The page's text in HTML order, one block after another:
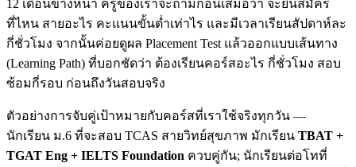
12 เดือนข้างหน้า ครูของเราจะถามก่อนเสมอว่า จะยื่นสมัคร
ที่ไหน สายอะไร คะแนนขั้นต่ำเท่าไร และมีเวลาเรียนสัปดาห์ละ
กี่ชั่วโมง จากนั้นค่อยดูผล Placement Test แล้วออกแบบเส้นทาง
(Learning Path) ที่บอกชัดว่า ต้องเรียนคอร์สอะไร กี่ชั่วโมง สอบ
ซ้อมกี่รอบ ก่อนถึงวันสอบจริง
ตัวอย่างการจับคู่เป้าหมายกับคอร์สที่เราใช้จริงทุกวัน —
นักเรียน ม.6 ที่จะสอบ TCAS สายวิทย์สุขภาพ มักเรียน TBAT +
TGAT Eng + IELTS Foundation ควบคู่กัน; นักเรียนต่อโทที่